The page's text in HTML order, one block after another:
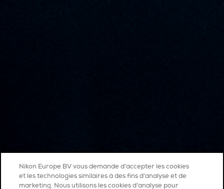
Nikon Europe BV vous demande d'accepter les cookies
et les technologies similaires à des fins d'analyse et de
marketing. Nous utilisons les cookies d’analyse pour